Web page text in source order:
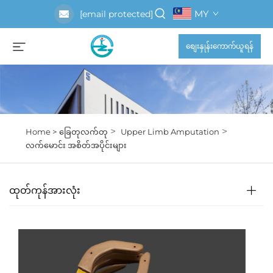
[email protected] MY
စျေးနှုန်းကောက်ယူရန်
Home > ခြေတုလက်တု > Upper Limb Amputation >
လက်မောင်း အစိတ်အပိုင်းများ
ထုတ်ကုန်အားလုံး